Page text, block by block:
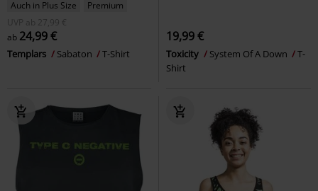
Auch in Plus Size
Premium
UVP
ab 27,99 €
ab 24,99 €
Templars Sabaton T-Shirt
19,99 €
Toxicity System Of A Down
T-
Shirt